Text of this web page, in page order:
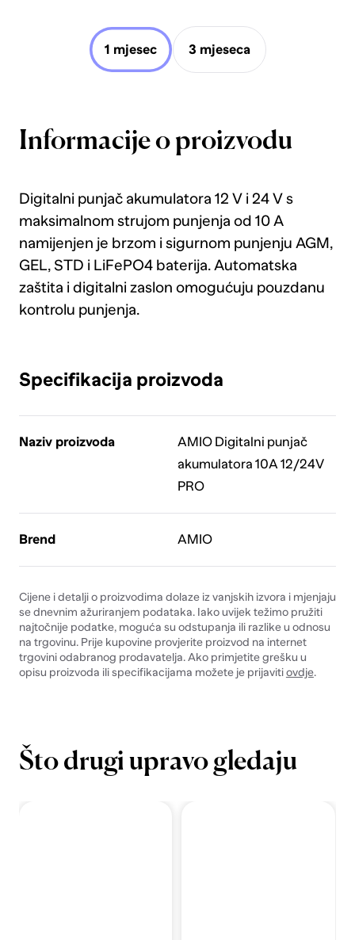
1 mjesec 3 mjeseca
Informacije o proizvodu
Digitalni punjač akumulatora 12 V i 24 V s
maksimalnom strujom punjenja od 10 A
namijenjen je brzom i sigurnom punjenju AGM,
GEL, STD i LiFePO4 baterija. Automatska
zaštita i digitalni zaslon omogućuju pouzdanu
kontrolu punjenja.
Specifikacija proizvoda
Naziv proizvoda
AMIO Digitalni punjač
akumulatora 10A 12/24V
PRO
Brend AMIO
Cijene i detalji o proizvodima dolaze iz vanjskih izvora i mjenjaju
se dnevnim ažuriranjem podataka. Iako uvijek težimo pružiti
najtočnije podatke, moguća su odstupanja ili razlike u odnosu
na trgovinu. Prije kupovine provjerite proizvod na internet
trgovini odabranog prodavatelja. Ako primjetite grešku u
opisu proizvoda ili specifikacijama možete je prijavitiovdje.
Što drugi upravo gledaju